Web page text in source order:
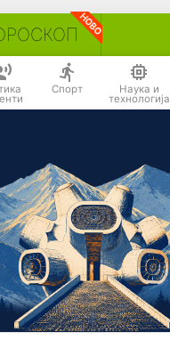
Спорт Наука и
технологија